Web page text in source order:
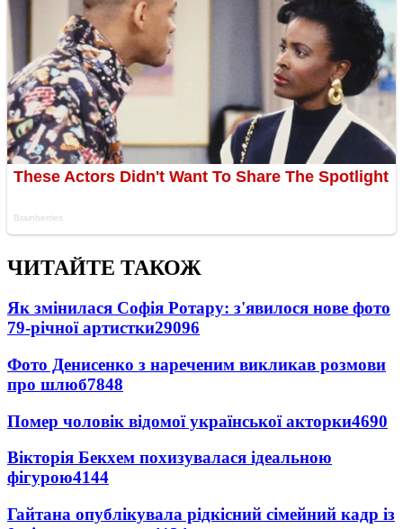
ЧИТАЙТЕ ТАКОЖ
Як змінилася Софія Ротару: з'явилося нове фото
79-річної артистки29096
Фото Денисенко з нареченим викликав розмови
про шлюб7848
Помер чоловік відомої української акторки4690
Вікторія Бекхем похизувалася ідеальною
фігурою4144
Гайтана опублікувала рідкісний сімейний кадр із